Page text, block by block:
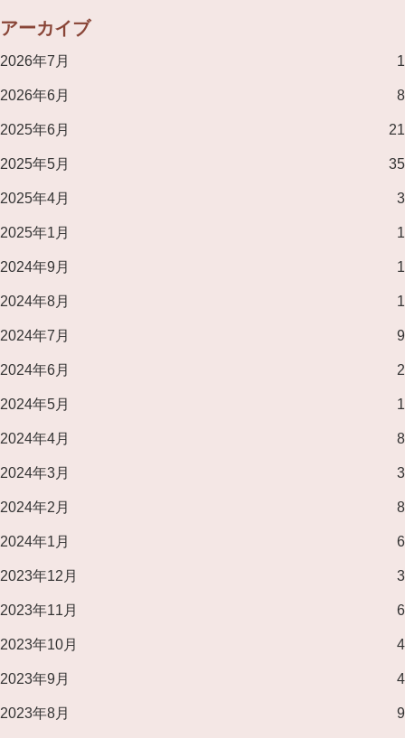
アーカイブ
2026年7月 1
2026年6月 8
2025年6月 21
2025年5月 35
2025年4月 3
2025年1月 1
2024年9月 1
2024年8月 1
2024年7月 9
2024年6月 2
2024年5月 1
2024年4月 8
2024年3月 3
2024年2月 8
2024年1月 6
2023年12月 3
2023年11月 6
2023年10月 4
2023年9月 4
2023年8月 9